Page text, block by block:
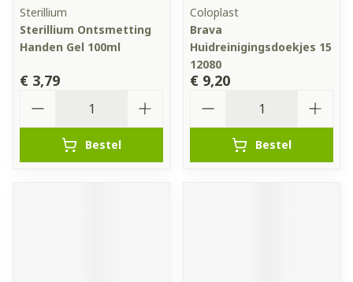
Sterillium
Sterillium Ontsmetting
Handen Gel 100ml
€ 3,79
Bestel
Coloplast
Brava
Huidreinigingsdoekjes 15
12080
€ 9,20
Bestel